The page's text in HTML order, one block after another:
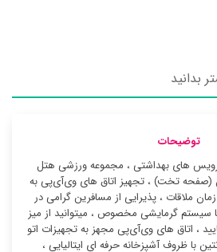
بدانید
توضیحات
های بهداشتی ، مجموعه ورزشی هتل
(صفحه تخت) ، تجهیز اتاق های وی‌آی‌پی به
ملاقات ، پذیرایی از مسافرین گرامی در
سیستم گرمایشی مخصوص ، میتوانید از میز
، اتاق های وی‌آی‌پی مجهز به تجهیزات اتو
با ظروف آشپزخانه حرفه ای ایتالیایی ،